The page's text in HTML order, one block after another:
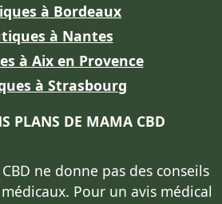
à Bordeaux
à Nantes
à Aix en Provence
à Strasbourg
PLANS DE MAMA CBD
ne donne pas des conseils
. Pour un avis médical